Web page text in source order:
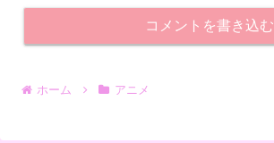
コメントを書き込む
ホーム アニメ